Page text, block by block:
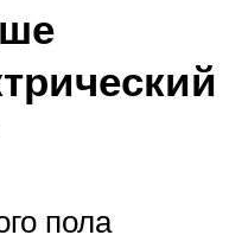
пола